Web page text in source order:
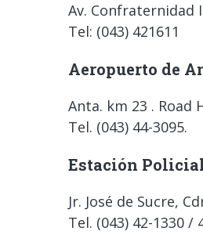
Av. Confraternidad
Tel: (043) 421611
Aeropuerto de
Anta. km 23 . Road
Tel. (043) 44-3095.
Estación
Jr. José de Sucre,
Tel. (043) 42-1330 /